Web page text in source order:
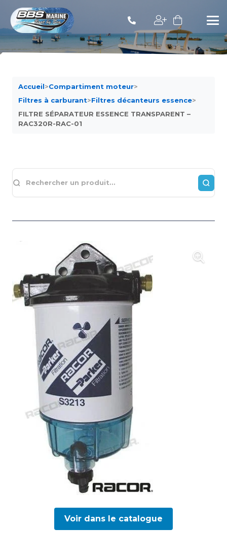
Accueil>Compartiment moteur>
Filtres à carburant>Filtres décanteurs essence>
FILTRE SÉPARATEUR ESSENCE TRANSPARENT –
RAC320R-RAC-01
Voir dans le catalogue